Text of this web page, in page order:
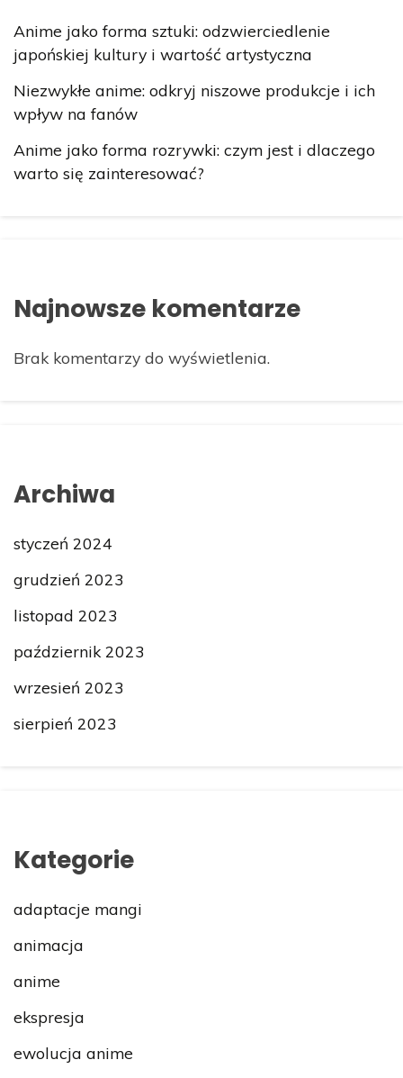
Anime jako forma sztuki: odzwierciedlenie
japońskiej kultury i wartość artystyczna
Niezwykłe anime: odkryj niszowe produkcje i ich
wpływ na fanów
Anime jako forma rozrywki: czym jest i dlaczego
warto się zainteresować?
Najnowsze komentarze
Brak komentarzy do wyświetlenia.
Archiwa
styczeń 2024
grudzień 2023
listopad 2023
październik 2023
wrzesień 2023
sierpień 2023
Kategorie
adaptacje mangi
animacja
anime
ekspresja
ewolucja anime